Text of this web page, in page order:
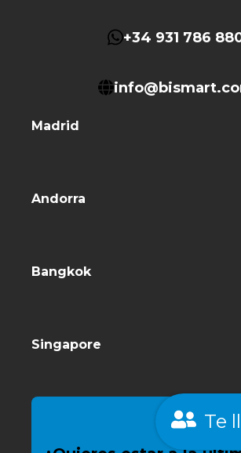
Te
+34 931 786
Madrid
Andorra
Bangkok
Singapore